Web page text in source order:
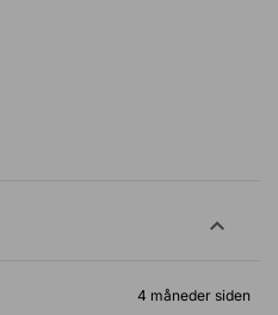
4 måneder siden